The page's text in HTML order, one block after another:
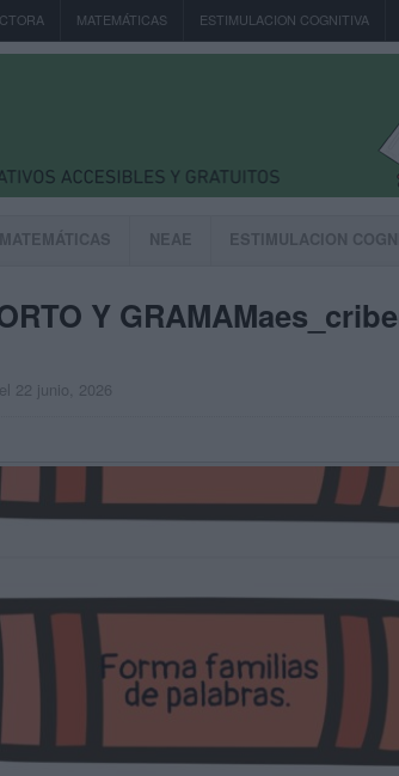
MATEMÁTICAS ESTIMULACION COGNITIVA
MATEMÁTICAS NEAE ESTIMULACION
Y
el 22 junio, 2026